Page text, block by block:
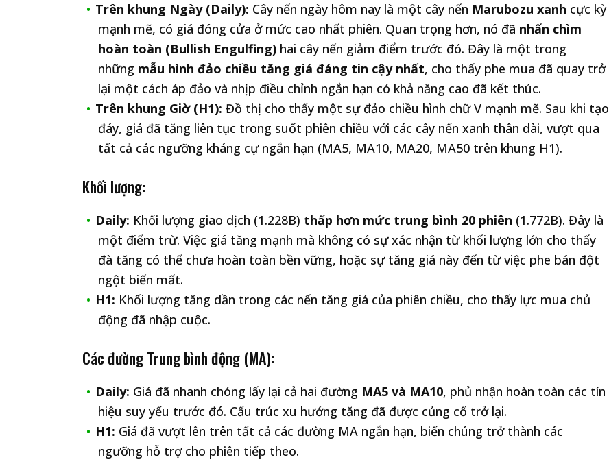
Trên khung Ngày (Daily): Cây nến ngày hôm nay là một cây nến Marubozu xanh cực kỳ
mạnh mẽ, có giá đóng cửa ở mức cao nhất phiên. Quan trọng hơn, nó đã nhấn chìm
hoàn toàn (Bullish Engulfing) hai cây nến giảm điểm trước đó. Đây là một trong
những mẫu hình đảo chiều tăng giá đáng tin cậy nhất, cho thấy phe mua đã quay trở
lại một cách áp đảo và nhịp điều chỉnh ngắn hạn có khả năng cao đã kết thúc.
Trên khung Giờ (H1): Đồ thị cho thấy một sự đảo chiều hình chữ V mạnh mẽ. Sau khi tạo
đáy, giá đã tăng liên tục trong suốt phiên chiều với các cây nến xanh thân dài, vượt qua
tất cả các ngưỡng kháng cự ngắn hạn (MA5, MA10, MA20, MA50 trên khung H1).
Khối lượng:
Daily: Khối lượng giao dịch (1.228B) thấp hơn mức trung bình 20 phiên (1.772B). Đây là
một điểm trừ. Việc giá tăng mạnh mà không có sự xác nhận từ khối lượng lớn cho thấy
đà tăng có thể chưa hoàn toàn bền vững, hoặc sự tăng giá này đến từ việc phe bán đột
ngột biến mất.
H1: Khối lượng tăng dần trong các nến tăng giá của phiên chiều, cho thấy lực mua chủ
động đã nhập cuộc.
Các đường Trung bình động (MA):
Daily: Giá đã nhanh chóng lấy lại cả hai đường MA5 và MA10, phủ nhận hoàn toàn các tín
hiệu suy yếu trước đó. Cấu trúc xu hướng tăng đã được củng cố trở lại.
H1: Giá đã vượt lên trên tất cả các đường MA ngắn hạn, biến chúng trở thành các
ngưỡng hỗ trợ cho phiên tiếp theo.